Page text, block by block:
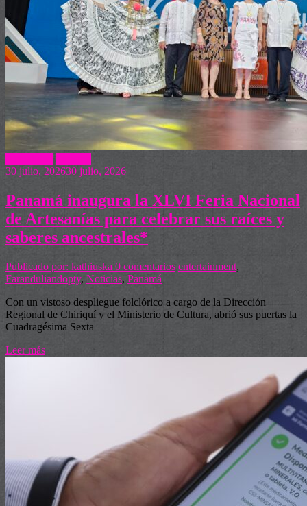
30 julio, 202630 julio, 2026
Panamá inaugura la XLVI Feria Nacional
de Artesanías para celebrar sus raíces y
saberes ancestrales*
Publicado por: kathiuska 0 comentarios entertainment,
Faranduliandopty, Noticias, Panamá
Con un vistoso despliegue folclórico a cargo de la Dirección
Regional de Chiriquí y el Ministerio de Cultura, abrió sus puertas la
Cuadragésima Sexta
Leer más